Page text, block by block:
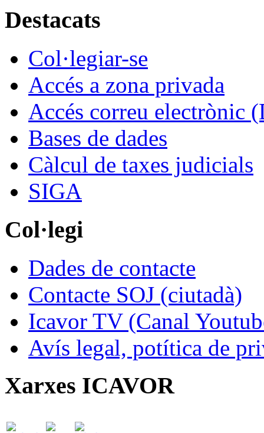
Destacats
Col·legiar-se
Accés a zona privada
Accés correu electrònic
Bases de dades
Càlcul de taxes judicials
SIGA
Col·legi
Dades de contacte
Contacte SOJ (ciutadà)
Icavor TV (Canal
Avís legal, potítica de
Xarxes ICAVOR